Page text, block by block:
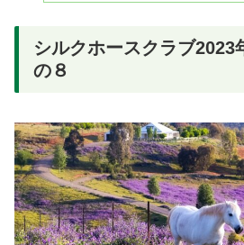
シルクホースクラブ2023
の８